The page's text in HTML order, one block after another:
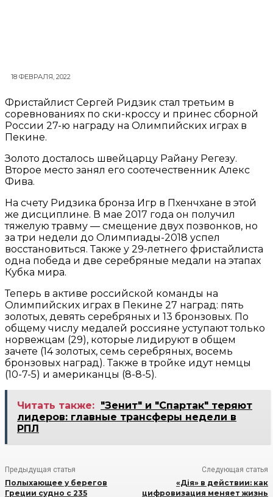
18 ФЕВРАЛЯ, 2022
Фристайлист Сергей Ридзик стал третьим в
соревнованиях по ски-кроссу и принес сборной
России 27-ю награду на Олимпийских играх в
Пекине.
Золото досталось швейцарцу Райану Регезу.
Второе место занял его соотечественник Алекс
Фива.
На счету Ридзика бронза Игр в Пхенчхане в этой
же дисциплине. В мае 2017 года он получил
тяжелую травму — смещение двух позвонков, но
за три недели до Олимпиады-2018 успел
восстановиться. Также у 29-летнего фристайлиста
одна победа и две серебряные медали на этапах
Кубка мира.
Теперь в активе российской команды на
Олимпийских играх в Пекине 27 наград: пять
золотых, девять серебряных и 13 бронзовых. По
общему числу медалей россияне уступают только
норвежцам (29), которые лидируют в общем
зачете (14 золотых, семь серебряных, восемь
бронзовых наград). Также в тройке идут немцы
(10-7-5) и американцы (8-8-5).
Читать также: "Зенит" и "Спартак" теряют
лидеров: главные трансферы недели в
РПЛ
Предыдущая статья
Полыхающее у берегов
Греции судно с 235
Следующая статья
«Дія» в действии: как
цифровизация меняет жизнь